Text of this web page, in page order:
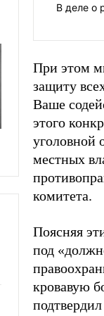
В деле о
При этом
защиту
Ваше
этого
уголовной
местных
комитета.
Поясняя
под
кровавую